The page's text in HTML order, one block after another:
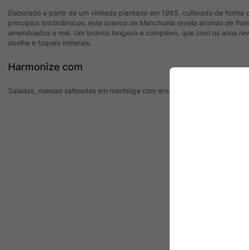
Elaborado a partir de um vinhedo plantado em 1965, cultivado de forma
princípios biodinâmicos, este branco de Manchuela revela aromas de
amendoados e mel. Um branco longevo e complexo, que com os anos
abelha e toques minerais.
Harmonize com
Saladas, massas salteadas em manteiga com ervas, queijos amarelos